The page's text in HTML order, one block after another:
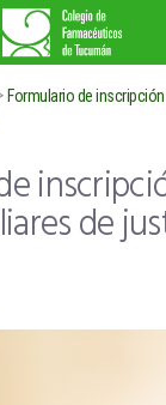
Formulario de
de